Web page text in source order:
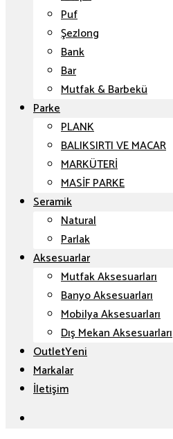
Puf
Şezlong
Bank
Bar
Mutfak & Barbekü
Parke
PLANK
BALIKSIRTI VE MACAR
MARKÜTERİ
MASİF PARKE
Seramik
Natural
Parlak
Aksesuarlar
Mutfak Aksesuarları
Banyo Aksesuarları
Mobilya Aksesuarları
Dış Mekan Aksesuarları
Outlet
Markalar
İletişim